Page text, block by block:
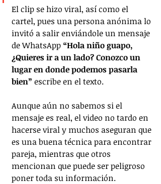
El clip se hizo viral, así como el
cartel, pues una persona anónima lo
invitó a salir enviándole un mensaje
de WhatsApp “Hola niño guapo,
¿Quieres ir a un lado? Conozco un
lugar en donde podemos pasarla
bien” escribe en el texto.
Aunque aún no sabemos si el
mensaje es real, el video no tardo en
hacerse viral y muchos aseguran que
es una buena técnica para encontrar
pareja, mientras que otros
mencionan que puede ser peligroso
poner toda su información.